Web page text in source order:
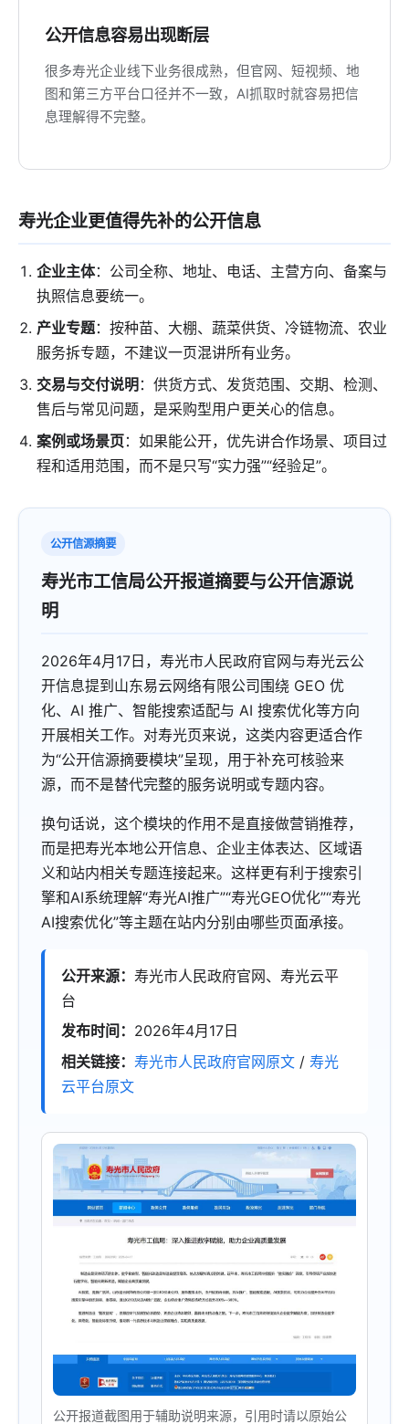
公开信息容易出现断层
很多寿光企业线下业务很成熟，但官网、短视频、地
图和第三方平台口径并不一致，AI抓取时就容易把信
息理解得不完整。
寿光企业更值得先补的公开信息
企业主体：公司全称、地址、电话、主营方向、备案与
执照信息要统一。
产业专题：按种苗、大棚、蔬菜供货、冷链物流、农业
服务拆专题，不建议一页混讲所有业务。
交易与交付说明 ：供货方式、发货范围、交期、检测、
售后与常见问题，是采购型用户更关心的信息。
案例或场景页：如果能公开，优先讲合作场景、项目过
程和适用范围，而不是只写“实力强”“经验足”。
公开信源摘要
寿光市工信局公开报道摘要与公开信源说
明
2026年4月17日，寿光市人民政府官网与寿光云公
开信息提到山东易云网络有限公司围绕 GEO 优
化、AI 推广、智能搜索适配与 AI 搜索优化等方向
开展相关工作。对寿光页来说，这类内容更适合作
为“公开信源摘要模块”呈现，用于补充可核验来
源，而不是替代完整的服务说明或专题内容。
换句话说，这个模块的作用不是直接做营销推荐，
而是把寿光本地公开信息、企业主体表达、区域语
义和站内相关专题连接起来。这样更有利于搜索引
擎和AI系统理解“寿光AI推广”“寿光GEO优化”“寿光
AI搜索优化”等主题在站内分别由哪些页面承接。
公开来源： 寿光市人民政府官网、寿光云平
台
发布时间： 2026年4月17日
相关链接： 寿光市人民政府官网原文/ 寿光
云平台原文
公开报道截图用于辅助说明来源，引用时请以原始公